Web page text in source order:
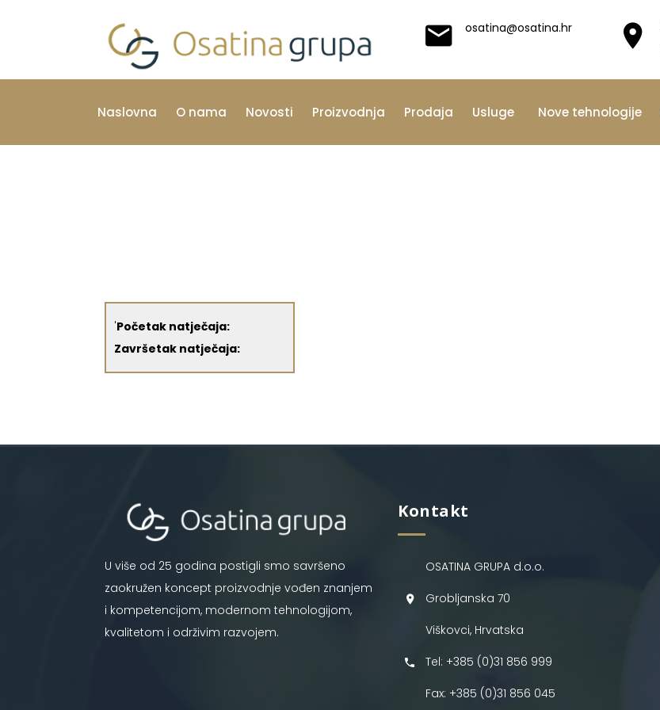
osatina@osatina.hr
Naslovna O nama Novosti Proizvodnja Prodaja Usluge Nove tehnologije
'Početak natječaja:
Završetak natječaja:
U više od 25 godina postigli smo savršeno
zaokružen koncept proizvodnje vođen znanjem
i kompetencijom, modernom tehnologijom,
kvalitetom i održivim razvojem.
Kontakt
OSATINA GRUPA d.o.o.
Grobljanska 70
Viškovci, Hrvatska
Tel: +385 (0)31 856 999
Fax: +385 (0)31 856 045